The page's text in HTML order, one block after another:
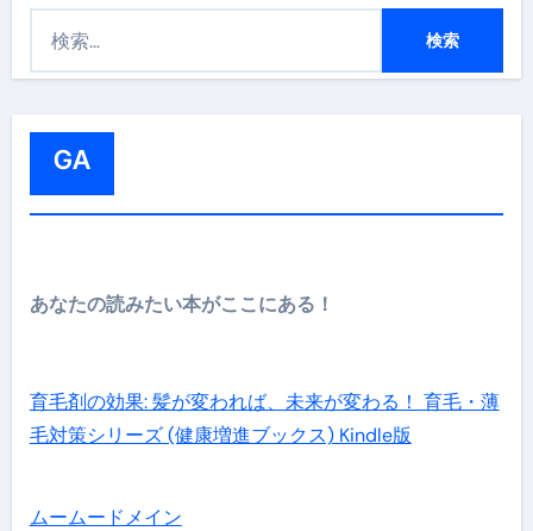
GA
あなたの読みたい本がここにある！
育毛剤の効果: 髪が変われば、未来が変わる！ 育毛・薄
毛対策シリーズ (健康増進ブックス) Kindle版
ムームードメイン